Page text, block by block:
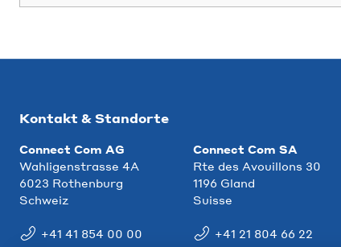
Kontakt & Standorte
Connect Com AG
Wahligenstrasse 4A
6023 Rothenburg
Schweiz
+41 41 854 00 00
Connect Com SA
Rte des Avouillons 30
1196 Gland
Suisse
+41 21 804 66 22